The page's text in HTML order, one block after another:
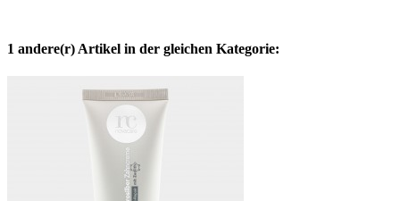
1 andere(r) Artikel in der gleichen Kategorie: